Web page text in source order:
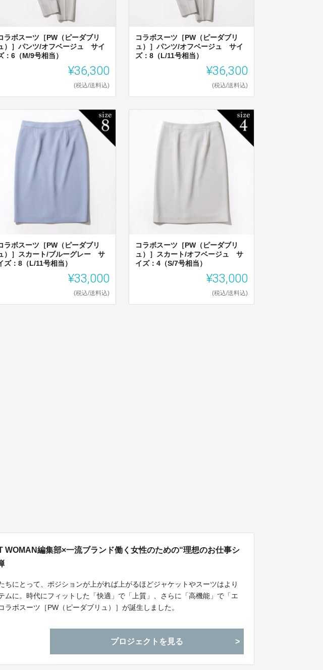
ラボスーツ［PW（ピーダブリ
）］パンツ/オフベージュ サイ
：6（M/9号相当）
¥36,300
(税込/送料込)
コラボスーツ［PW（ピーダブリ
ュ）］パンツ/オフベージュ サイ
ズ：8（L/11号相当）
¥36,300
(税込/送料込)
ラボスーツ［PW（ピーダブリ
）］スカート/ブルーグレー サ
ズ：8（L/11号相当）
¥33,000
(税込/送料込)
コラボスーツ［PW（ピーダブリ
ュ）］スカート/オフベージュ サ
イズ：4（S/7号相当）
¥33,000
(税込/送料込)
WOMAN編集部×一流ブランド働く女性のための“理想のお仕事シ
ちにとって、ポジションが上がれば上がるほどジャケットやスーツはより
ムに。時代にフィットした「快適」で「上質」、さらに「高機能」で「エ
ラボスーツ［PW（ピーダブリュ）］が誕生しました。
プロジェクトを見る